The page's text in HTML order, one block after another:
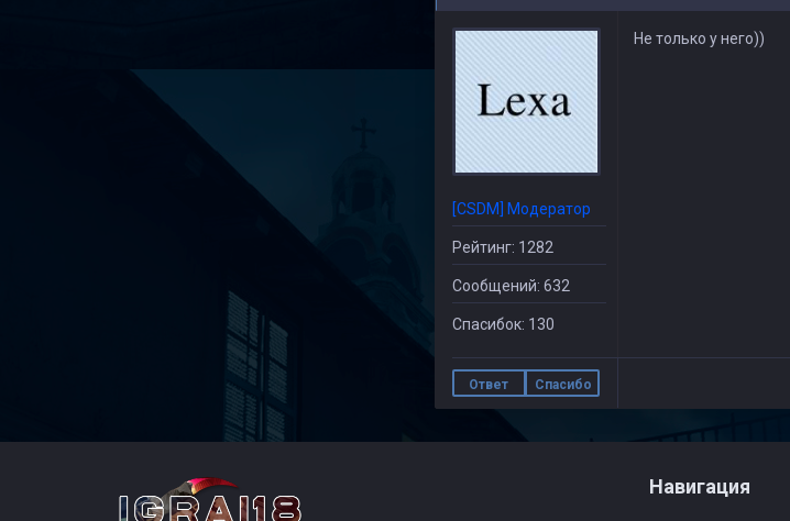
[CSDM] Модератор
Рейтинг: 1282
Сообщений: 632
Спасибок: 130
Не только у него))
Ответ Спасибо
Навигация